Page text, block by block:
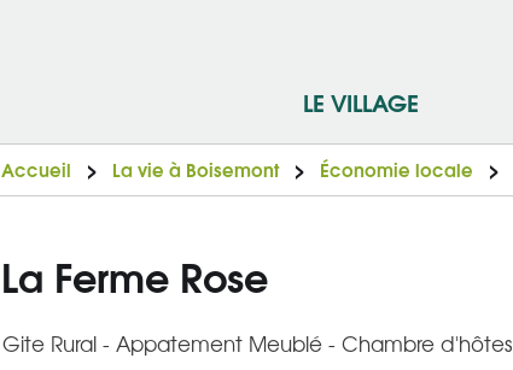
LE VILLAGE
Accueil La vie à Boisemont Économie locale
La Ferme Rose
Gite Rural - Appatement Meublé - Chambre d'hôtes